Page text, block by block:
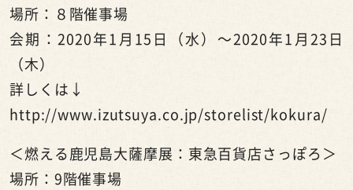
場所：８階催事場
会期：2020年1月15日（水）～2020年1月23日
（木）
詳しくは↓
http://www.izutsuya.co.jp/storelist/kokura/
＜燃える鹿児島大薩摩展：東急百貨店さっぽろ＞
場所：9階催事場